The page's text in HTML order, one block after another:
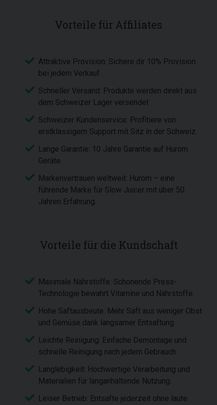
Vorteile für Affiliates
Attraktive Provision: Sichere dir 10% Provision
bei jedem Verkauf
Schneller Versand: Produkte werden direkt aus
dem Schweizer Lager versendet
Schweizer Kundenservice: Profitiere von
erstklassigem Support mit Sitz in der Schweiz.
Lange Garantie: 10 Jahre Garantie auf Hurom
Geräte.
Markenvertrauen weltweit: Hurom – eine
führende Marke für Slow Juicer mit über 50
Jahren Erfahrung.
Vorteile für die Kundschaft
Maximale Nährstoffe: Schonende Press-
Technologie bewahrt Vitamine und Nährstoffe.
Hohe Saftausbeute: Mehr Saft aus weniger Obst
und Gemüse dank langsamer Entsaftung.
Leichte Reinigung: Einfache Demontage und
schnelle Reinigung nach jedem Gebrauch.
Langlebigkeit: Hochwertige Verarbeitung und
Materialien für langanhaltende Nutzung.
Leiser Betrieb: Entsafte jederzeit ohne laute